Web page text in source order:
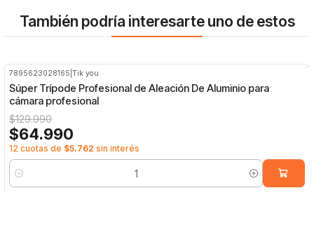
También podría interesarte uno de estos
7895623028165 |Tik you
Súper Trípode Profesional de Aleación De Aluminio para
cámara profesional
$129.990
$64.990
12 cuotas de $5.762 sin interés
Cantidad